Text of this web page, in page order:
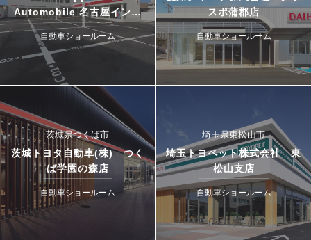
Automobile 名古屋インタ
ー・ドゥカティ名古屋イース
ト
自動車ショールーム
スポ蒲郡店
自動車ショールーム
茨城県つくば市
茨城トヨタ自動車(株) つく
ば学園の森店
自動車ショールーム
埼玉県東松山市
埼玉トヨペット株式会社 東
松山支店
自動車ショールーム